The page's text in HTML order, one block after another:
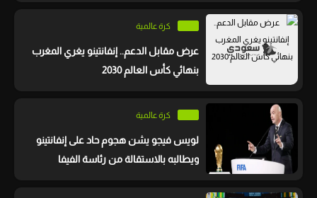
كرة عالمية
عرض مقابل الدعم.. إنفانتينو يغري المغرب
بنهائي كأس العالم 2030
كرة عالمية
لويس فيجو يشن هجوم حاد على إنفانتينو
ويطالبه بالاستقالة من رئاسة الفيفا